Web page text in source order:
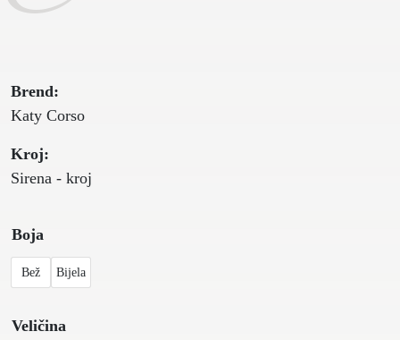
Brend:
Katy Corso
Kroj:
Sirena - kroj
Boja
Bež Bijela
Veličina